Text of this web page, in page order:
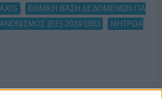
ΕΘΝΙΚΗ ΒΑΣΗ ΔΕΔΟΜΕΝΩΝ ΓΙΑ
(ΕΕ) 2024/1083
ΜΗΤΡΩΑ